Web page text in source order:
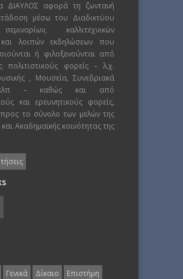
ΔΙΑΥΛΟΣ αφορά τη ζωντανή
μέσω του Διαδικτύου
καλλιτεχνικών
και λοιπών εκδηλώσεων που
ή φιλοξενούνται από
πολιτιστικούς φορείς – λ.χ.
, Μουσεία, Συνεδριακά
κλπ – καθώς και από
και ερευνητικούς φορείς,
το σύνολο των μελών της
και Ακαδημαϊκής κοινότητας της
Γενικά Δίκαιο
Επιστήμη